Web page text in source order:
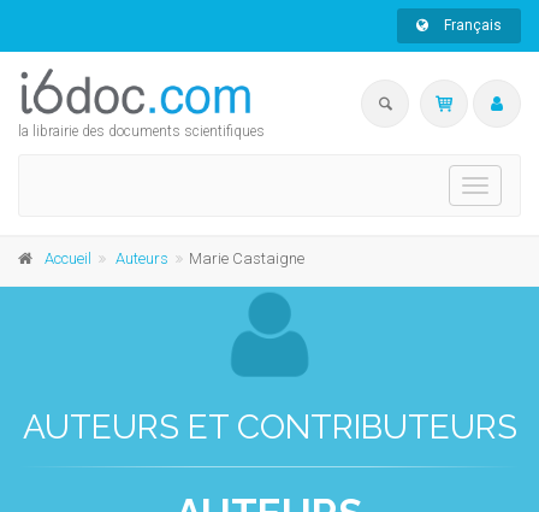
Français
la librairie des documents scientifiques
Toggle
Accueil Auteurs Marie Castaigne
AUTEURS ET CONTRIBUTEURS